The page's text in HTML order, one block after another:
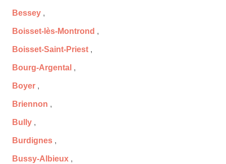
Bessey ,
Boisset-lès-Montrond ,
Boisset-Saint-Priest ,
Bourg-Argental ,
Boyer ,
Briennon ,
Bully ,
Burdignes ,
Bussy-Albieux ,